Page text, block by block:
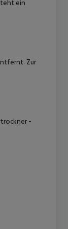
ein
Zur
-